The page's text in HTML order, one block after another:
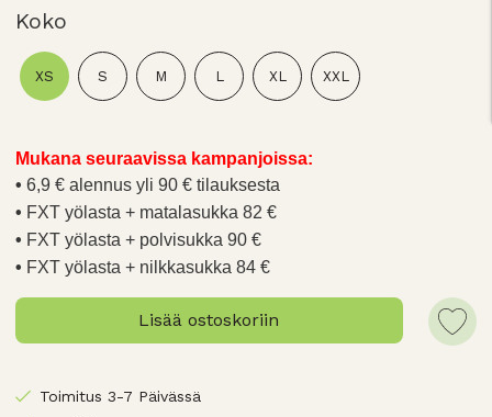
Koko
XS S M L XL XXL
Mukana seuraavissa kampanjoissa:
6,9 € alennus yli 90 € tilauksesta
FXT yölasta + matalasukka 82 €
FXT yölasta + polvisukka 90 €
FXT yölasta + nilkkasukka 84 €
Lisää ostoskoriin
Toimitus 3-7 Päivässä